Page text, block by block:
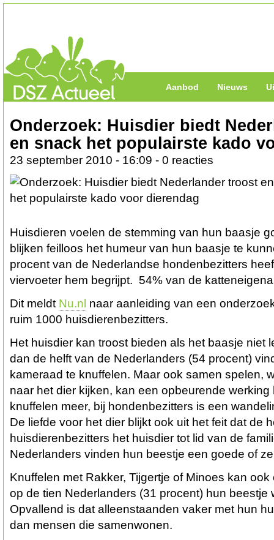
Aanbod Nieuws
Onderzoek: Huisdier biedt
en snack het populairste kado
23 september 2010 - 16:09 - 0 reacties
Huisdieren voelen de stemming van hun baasje
blijken feilloos het humeur van hun baasje te
procent van de Nederlandse hondenbezitters
viervoeter hem begrijpt. 54% van de
Dit meldt Nu.nl naar aanleiding van een
ruim 1000 huisdierenbezitters.
Het huisdier kan troost bieden als het baasje niet
dan de helft van de Nederlanders (54 procent)
kameraad te knuffelen. Maar ook samen spelen,
naar het dier kijken, kan een opbeurende
knuffelen meer, bij hondenbezitters is een
De liefde voor het dier blijkt ook uit het feit dat de
huisdierenbezitters het huisdier tot lid van de
Nederlanders vinden hun beestje een goede of
Knuffelen met Rakker, Tijgertje of Minoes kan
op de tien Nederlanders (31 procent) hun beestje
Opvallend is dat alleenstaanden vaker met hun
dan mensen die samenwonen.